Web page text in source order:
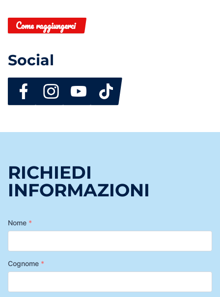
Come raggiungerci
Social
RICHIEDI
INFORMAZIONI
Nome *
Cognome *